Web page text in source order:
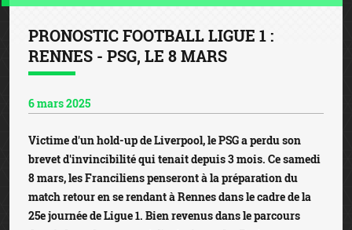
PRONOSTIC FOOTBALL LIGUE 1 :
RENNES - PSG, LE 8 MARS
6 mars 2025
Victime d'un hold-up de Liverpool, le PSG a perdu son
brevet d'invincibilité qui tenait depuis 3 mois. Ce samedi
8 mars, les Franciliens penseront à la préparation du
match retour en se rendant à Rennes dans le cadre de la
25e journée de Ligue 1. Bien revenus dans le parcours